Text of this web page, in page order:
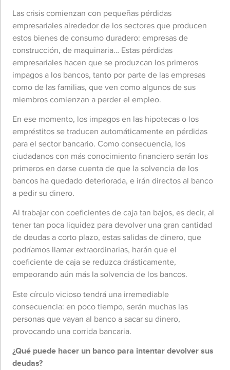
Las crisis comienzan con pequeñas pérdidas
empresariales alrededor de los sectores que producen
estos bienes de consumo duradero: empresas de
construcción, de maquinaria… Estas pérdidas
empresariales hacen que se produzcan los primeros
impagos a los bancos, tanto por parte de las empresas
como de las familias, que ven como algunos de sus
miembros comienzan a perder el empleo.
En ese momento, los impagos en las hipotecas o los
empréstitos se traducen automáticamente en pérdidas
para el sector bancario. Como consecuencia, los
ciudadanos con más conocimiento financiero serán los
primeros en darse cuenta de que la solvencia de los
bancos ha quedado deteriorada, e irán directos al banco
a pedir su dinero.
Al trabajar con coeficientes de caja tan bajos, es decir, al
tener tan poca liquidez para devolver una gran cantidad
de deudas a corto plazo, estas salidas de dinero, que
podríamos llamar extraordinarias, harán que el
coeficiente de caja se reduzca drásticamente,
empeorando aún más la solvencia de los bancos.
Este círculo vicioso tendrá una irremediable
consecuencia: en poco tiempo, serán muchas las
personas que vayan al banco a sacar su dinero,
provocando una corrida bancaria.
¿Qué puede hacer un banco para intentar devolver sus
deudas?